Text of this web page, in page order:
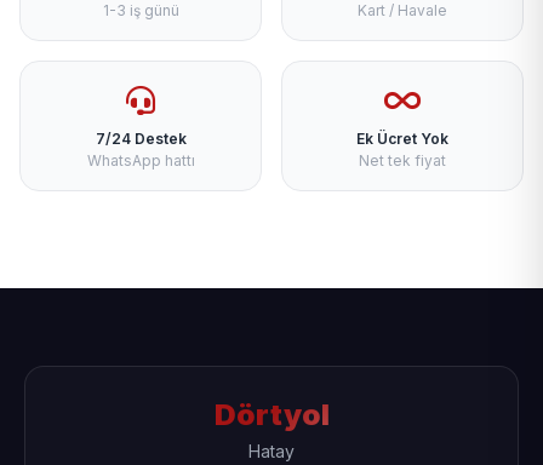
1-3 iş günü
Kart / Havale
7/24 Destek
WhatsApp hattı
Ek Ücret Yok
Net tek fiyat
Dörtyol
Hatay